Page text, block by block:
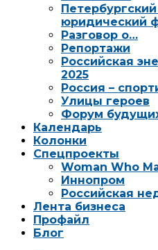
юридический
Разговор о…
Репортажи
Российская
2025
Россия –
Улицы героев
Форум
Календарь
Колонки
Спецпроекты
Woman Who
Иннопром
Российская
Лента бизнеса
Профайл
Блог